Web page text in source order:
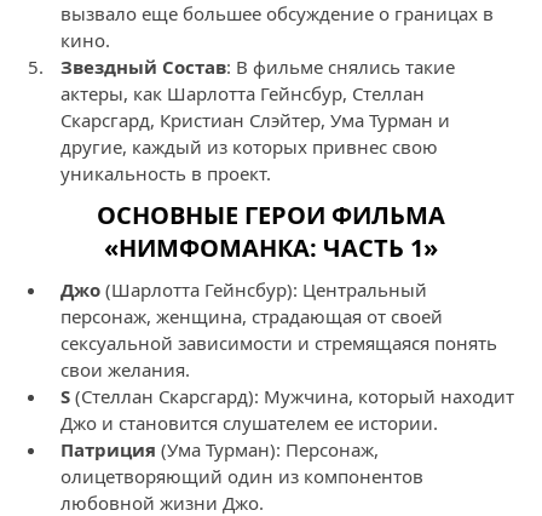
вызвало еще большее обсуждение о границах в
кино.
Звездный Состав: В фильме снялись такие
актеры, как Шарлотта Гейнсбур, Стеллан
Скарсгард, Кристиан Слэйтер, Ума Турман и
другие, каждый из которых привнес свою
уникальность в проект.
ОСНОВНЫЕ ГЕРОИ ФИЛЬМА
«НИМФОМАНКА: ЧАСТЬ 1»
Джо (Шарлотта Гейнсбур): Центральный
персонаж, женщина, страдающая от своей
сексуальной зависимости и стремящаяся понять
свои желания.
S (Стеллан Скарсгард): Мужчина, который находит
Джо и становится слушателем ее истории.
Патриция (Ума Турман): Персонаж,
олицетворяющий один из компонентов
любовной жизни Джо.